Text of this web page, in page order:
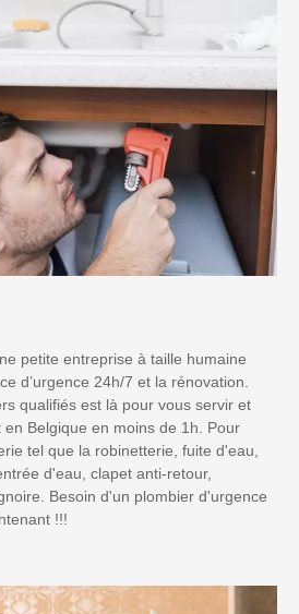
petite entreprise à taille humaine
d’urgence 24h/7 et la rénovation.
qualifiés est là pour vous servir et
Belgique en moins de 1h. Pour
tel que la robinetterie, fuite d'eau,
d'eau, clapet anti-retour,
Besoin d'un plombier d'urgence
!!!